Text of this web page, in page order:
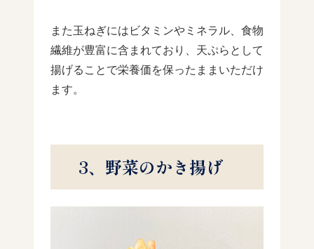
また玉ねぎにはビタミンやミネラル、食物
繊維が豊富に含まれており、天ぷらとして
揚げることで栄養価を保ったままいただけ
ます。
3、野菜のかき揚げ